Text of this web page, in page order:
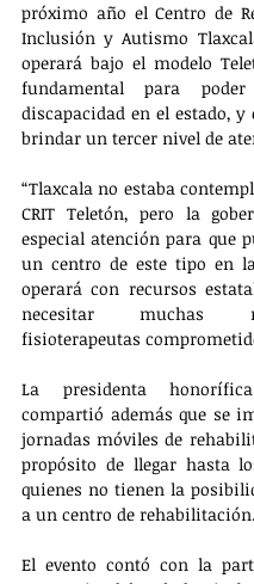
próximo año el Centro de
Inclusión y Autismo
operará bajo el modelo
fundamental para
discapacidad en el estado,
brindar un tercer nivel de
“Tlaxcala no estaba
CRIT Teletón, pero la
especial atención para que
un centro de este tipo en
operará con recursos
necesitar muchas
fisioterapeutas
La presidenta
compartió además que se
jornadas móviles de
propósito de llegar hasta
quienes no tienen la
a un centro de rehabilitación.
El evento contó con la